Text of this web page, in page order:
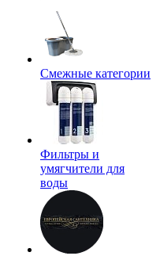
Смежные категории
Фильтры и
умягчители для
воды